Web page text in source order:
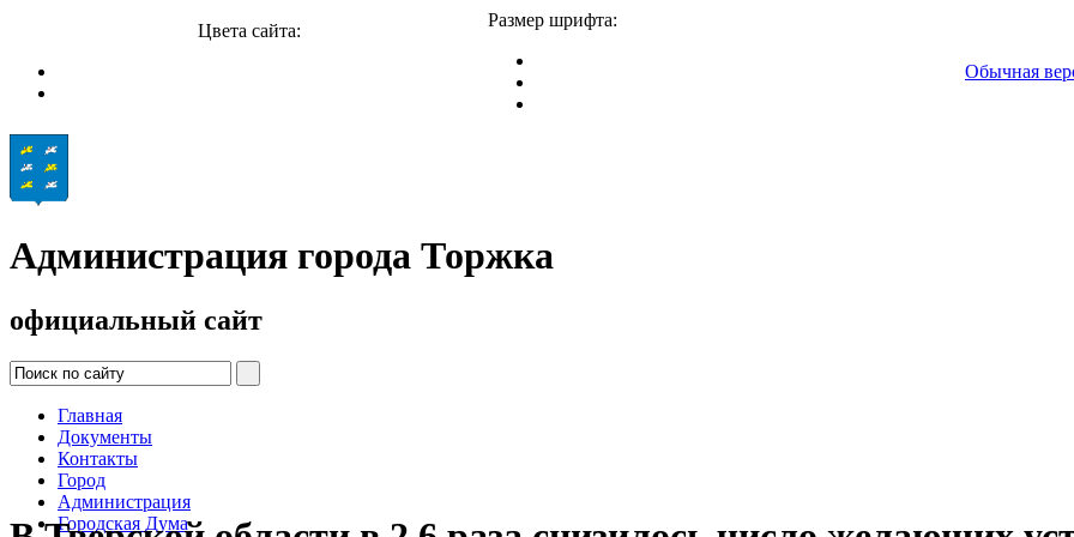
Цвета сайта:
Размер шрифта:
Обычная
Администрация города Торжка
официальный сайт
Главная
Документы
Контакты
Город
Администрация
Городская Дума